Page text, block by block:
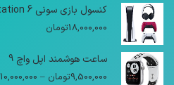
کنسول بازی سونی PlayStation 6
18,000,000تومان
ساعت هوشمند اپل واچ 9
9,500,000تومان –
10,000,000